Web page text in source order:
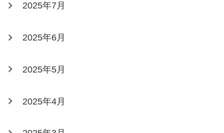
2025年7月
2025年6月
2025年5月
2025年4月